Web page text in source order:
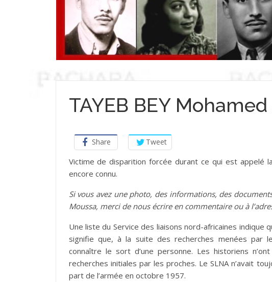
TAYEB BEY
Share Tweet
Victime de disparition forcée durant ce qui est appelé
encore connu.
Si vous avez une photo, des informations, des
Moussa, merci de nous écrire en commentaire ou à
Une liste du Service des liaisons nord-africaines indique
signifie que, à la suite des recherches menées par
connaître le sort d’une personne. Les historiens
recherches initiales par les proches. Le SLNA n’avait
part de l’armée en octobre 1957.